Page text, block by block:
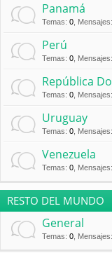
Panamá
Temas: 0 Mensajes:
Perú
Temas: 0 Mensajes:
República
Temas: 0 Mensajes:
Uruguay
Temas: 0 Mensajes:
Venezuela
Temas: 0 Mensajes:
RESTO DEL MUNDO
General
Temas: 0 Mensajes: